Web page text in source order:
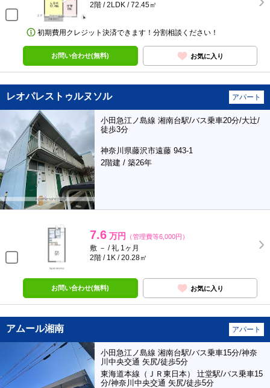
2階 / 2LDK / 72.45㎡
初期費用クレジット決済できます！分割相談ください！
お問い合わせ(無料) お気に入り
レオパレストゥルヌソル アパート
小田急江ノ島線 湘南台駅/バス乗車20分/大辻/
徒歩3分
神奈川県藤沢市遠藤 943-1
2階建 / 築26年
7.6 万円 （管理費等6,000円）
敷 － / 礼 1ヶ月
2階 / 1K / 20.28㎡
お問い合わせ(無料) お気に入り
アムール湘南 アパート
小田急江ノ島線 湘南台駅/バス乗車15分/神奈
川中央交通 矢尻/徒歩5分
東海道本線（ＪＲ東日本） 辻堂駅/バス乗車15
分/神奈川中央交通 矢尻/徒歩5分